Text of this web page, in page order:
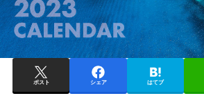
ポスト シェア はてブ